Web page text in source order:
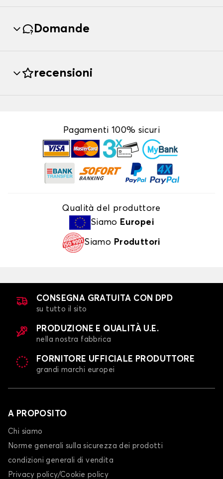
Domande
recensioni
Pagamenti 100% sicuri
Qualità del produttore
Siamo Europei
Siamo Produttori
CONSEGNA GRATUITA CON DPD
su tutto il sito
PRODUZIONE E QUALITÀ U.E.
nella nostra fabbrica
FORNITORE UFFICIALE PRODUTTORE
grandi marchi europei
A PROPOSITO
Chi siamo
Norme generali sulla sicurezza dei prodotti
condizioni generali di vendita
Privacy policy/Cookie policy